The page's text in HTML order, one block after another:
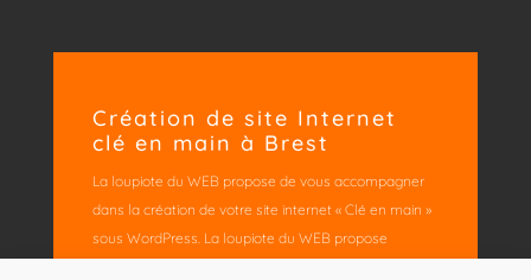
Création de site Internet
clé en main à Brest
La loupiote du WEB propose de vous accompagner
dans la création de votre site internet « Clé en main »
sous WordPress. La loupiote du WEB propose